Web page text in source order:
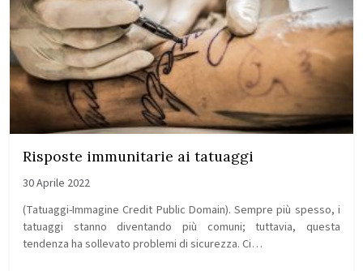
Risposte immunitarie ai tatuaggi
30 Aprile 2022
(Tatuaggi-Immagine Credit Public Domain). Sempre più spesso, i
tatuaggi stanno diventando più comuni; tuttavia, questa
tendenza ha sollevato problemi di sicurezza. Ci…